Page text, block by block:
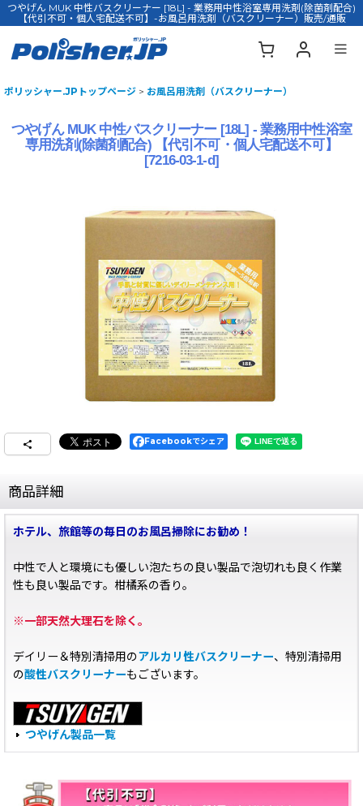
つやげん MUK 中性バスクリーナー [18L] - 業務用中性浴室専用洗剤(除菌剤配合)
【代引不可・個人宅配送不可】-お風呂用洗剤（バスクリーナー）販売/通販
ポリッシャー.JPトップページ > お風呂用洗剤（バスクリーナー）
つやげん MUK 中性バスクリーナー [18L] - 業務用中性浴室
専用洗剤(除菌剤配合) 【代引不可・個人宅配送不可】
[7216-03-1-d]
Facebookでシェア
商品詳細
ホテル、旅館等の毎日のお風呂掃除にお勧め！
中性で人と環境にも優しい泡たちの良い製品で泡切れも良く作業
性も良い製品です。柑橘系の香り。
※一部天然大理石を除く。
デイリー＆特別清掃用のアルカリ性バスクリーナー、特別清掃用
の酸性バスクリーナーもございます。
つやげん製品一覧